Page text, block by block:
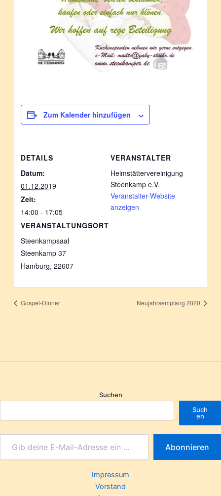
Zum Kalender hinzufügen
DETAILS
Datum:
01.12.2019
Zeit:
14:00 - 17:05
VERANSTALTUNGSORT
Steenkampsaal
Steenkamp 37
Hamburg, 22607
VERANSTALTER
Heimstättervereinigung
Steenkamp e.V.
Veranstalter-Website
anzeigen
Gospel-Dinner Neujahrsempfang 2020
Suchen
Such
en
Abonnieren
Impressum
Vorstand